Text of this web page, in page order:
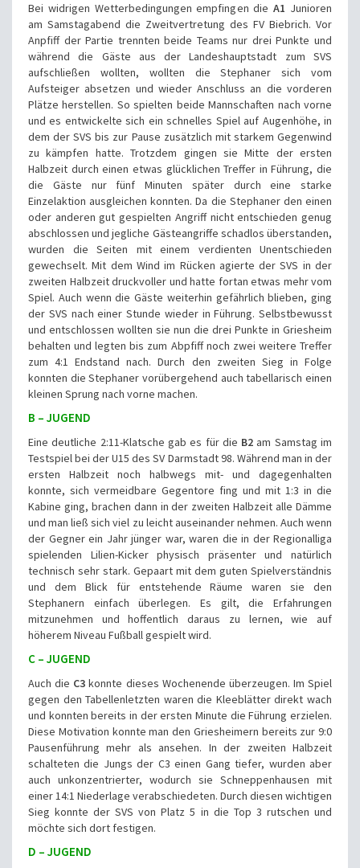
Bei widrigen Wetterbedingungen empfingen dieA1 Junioren
am Samstagabend die Zweitvertretung des FV Biebrich. Vor
Anpfiff der Partie trennten beide Teams nur drei Punkte und
während die Gäste aus der Landeshauptstadt zum SVS
aufschließen wollten, wollten die Stephaner sich vom
Aufsteiger absetzen und wieder Anschluss an die vorderen
Plätze herstellen. So spielten beide Mannschaften nach vorne
und es entwickelte sich ein schnelles Spiel auf Augenhöhe, in
dem der SVS bis zur Pause zusätzlich mit starkem Gegenwind
zu kämpfen hatte. Trotzdem gingen sie Mitte der ersten
Halbzeit durch einen etwas glücklichen Treffer in Führung, die
die Gäste nur fünf Minuten später durch eine starke
Einzelaktion ausgleichen konnten. Da die Stephaner den einen
oder anderen gut gespielten Angriff nicht entschieden genug
abschlossen und jegliche Gästeangriffe schadlos überstanden,
wurden die Seiten mit einem verdienten Unentschieden
gewechselt. Mit dem Wind im Rücken agierte der SVS in der
zweiten Halbzeit druckvoller und hatte fortan etwas mehr vom
Spiel. Auch wenn die Gäste weiterhin gefährlich blieben, ging
der SVS nach einer Stunde wieder in Führung. Selbstbewusst
und entschlossen wollten sie nun die drei Punkte in Griesheim
behalten und legten bis zum Abpfiff noch zwei weitere Treffer
zum 4:1 Endstand nach. Durch den zweiten Sieg in Folge
konnten die Stephaner vorübergehend auch tabellarisch einen
kleinen Sprung nach vorne machen.
B – JUGEND
Eine deutliche 2:11-Klatsche gab es für die B2 am Samstag im
Testspiel bei der U15 des SV Darmstadt 98. Während man in der
ersten Halbzeit noch halbwegs mit- und dagegenhalten
konnte, sich vermeidbare Gegentore fing und mit 1:3 in die
Kabine ging, brachen dann in der zweiten Halbzeit alle Dämme
und man ließ sich viel zu leicht auseinander nehmen. Auch wenn
der Gegner ein Jahr jünger war, waren die in der Regionalliga
spielenden Lilien-Kicker physisch präsenter und natürlich
technisch sehr stark. Gepaart mit dem guten Spielverständnis
und dem Blick für entstehende Räume waren sie den
Stephanern einfach überlegen. Es gilt, die Erfahrungen
mitzunehmen und hoffentlich daraus zu lernen, wie auf
höherem Niveau Fußball gespielt wird.
C – JUGEND
Auch die C3 konnte dieses Wochenende überzeugen. Im Spiel
gegen den Tabellenletzten waren die Kleeblätter direkt wach
und konnten bereits in der ersten Minute die Führung erzielen.
Diese Motivation konnte man den Griesheimern bereits zur 9:0
Pausenführung mehr als ansehen. In der zweiten Halbzeit
schalteten die Jungs der C3 einen Gang tiefer, wurden aber
auch unkonzentrierter, wodurch sie Schneppenhausen mit
einer 14:1 Niederlage verabschiedeten. Durch diesen wichtigen
Sieg konnte der SVS von Platz 5 in die Top 3 rutschen und
möchte sich dort festigen.
D – JUGEND